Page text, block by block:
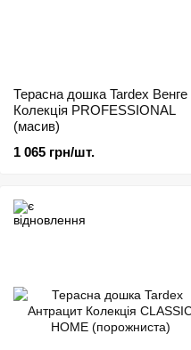
Терасна дошка Tardex Венге
Колекція PROFESSIONAL
(масив)
1 065 грн/шт.